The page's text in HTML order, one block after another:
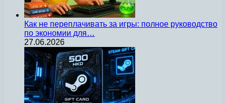
Как не переплачивать за игры: полное руководство
по экономии для…
27.06.2026